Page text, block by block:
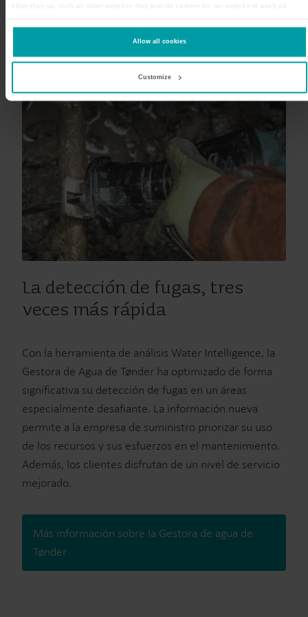
You can at any time change or withdraw your consent from the Cookie Declarationhere.
Allow all cookies
Customize
La detección de fugas, tres
veces más rápida
Con la herramienta de análisis Water Intelligence, la
Gestora de Agua de Tønder ha optimizado de forma
significativa su detección de fugas en un áreas
especialmente desafiante. La información nueva
permite a la empresa de suministro priorizar su uso
de los recursos y sus esfuerzos en el mantenimiento.
Además, los clientes disfrutan de un nivel de servicio
mejorado.
Más información sobre la Gestora de agua de
Tønder